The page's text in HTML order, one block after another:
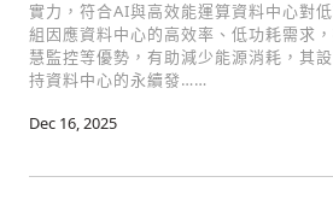
實力，符合AI與高效能運算資料中心對
組因應資料中心的高效率、低功耗需求
慧監控等優勢，有助減少能源消耗，其
持資料中心的永續發……
Dec 16, 2025